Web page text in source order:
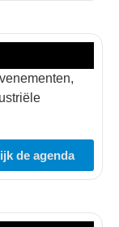
de agenda